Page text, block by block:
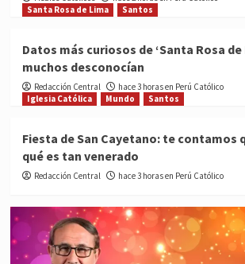
Santa Rosa de Lima
Santos
Datos más curiosos de ‘Santa Rosa de
muchos desconocían
Redacción Central
hace 3 horas en Perú Católico
Iglesia Católica
Mundo Santos
Fiesta de San Cayetano: te contamos
qué es tan venerado
Redacción Central hace 3 horas en Perú Católico